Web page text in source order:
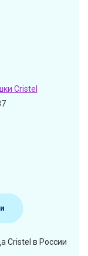
Cristel
Cristel в России